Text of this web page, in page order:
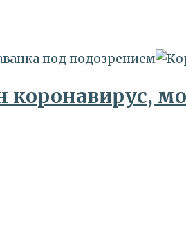
под подозрением